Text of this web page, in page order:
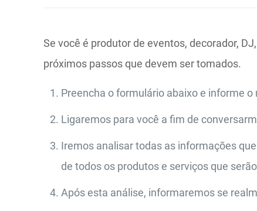
Se você é produtor de eventos, decorador,
próximos passos que devem ser tomados.
Preencha o formulário abaixo e informe
Ligaremos para você a fim de
Iremos analisar todas as informações
de todos os produtos e serviços que
Após esta análise, informaremos se